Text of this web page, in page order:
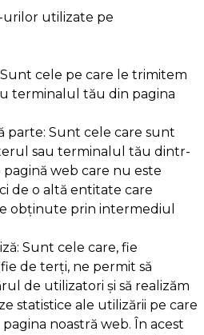
urilor utilizate pe
cele pe care le trimitem
terminalul tău din pagina
parte: Sunt cele care sunt
sau terminalul tău dintr-
web care nu este
de o altă entitate care
obținute prin intermediul
Sunt cele care, fie
de terți, ne permit să
de utilizatori și să realizăm
statistice ale utilizării pe care
noastră web. În acest